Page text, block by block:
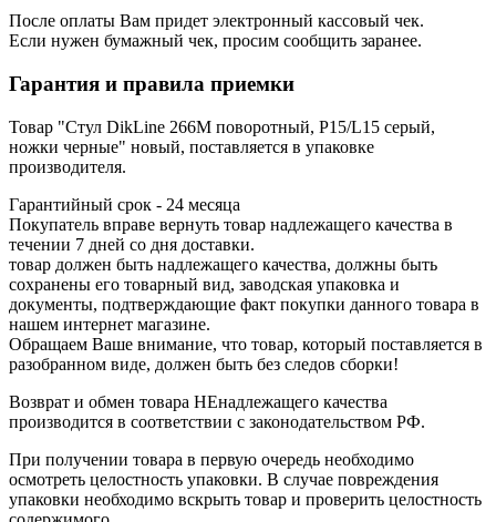
После оплаты Вам придет электронный кассовый чек.
Если нужен бумажный чек, просим сообщить заранее.
Гарантия и правила приемки
Товар "Стул DikLine 266M поворотный, P15/L15 серый,
ножки черные" новый, поставляется в упаковке
производителя.
Гарантийный срок - 24 месяца
Покупатель вправе вернуть товар надлежащего качества в
течении 7 дней со дня доставки.
товар должен быть надлежащего качества, должны быть
сохранены его товарный вид, заводская упаковка и
документы, подтверждающие факт покупки данного товара в
нашем интернет магазине.
Обращаем Ваше внимание, что товар, который поставляется в
разобранном виде, должен быть без следов сборки!
Возврат и обмен товара НЕнадлежащего качества
производится в соответствии с законодательством РФ.
При получении товара в первую очередь необходимо
осмотреть целостность упаковки. В случае повреждения
упаковки необходимо вскрыть товар и проверить целостность